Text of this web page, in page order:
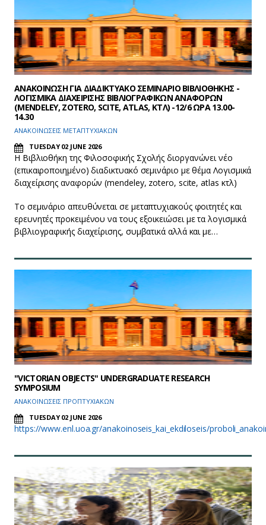
ΑΝΑΚΟΙΝΩΣΗ ΓΙΑ ΔΙΑΔΙΚΤΥΑΚΟ ΣΕΜΙΝΑΡΙΟ ΒΙΒΛΙΟΘΗΚΗΣ -
ΛΟΓΙΣΜΙΚΑ ΔΙΑΧΕΙΡΙΣΗΣ ΒΙΒΛΙΟΓΡΑΦΙΚΩΝ ΑΝΑΦΟΡΩΝ
(MENDELEY, ZOTERO, SCITE, ATLAS, ΚΤΛ) -12/6 ΩΡΑ 13.00-
14.30
ΑΝΑΚΟΙΝΩΣΕΙΣ ΜΕΤΑΠΤΥΧΙΑΚΩΝ
TUESDAY 02 JUNE 2026
Η Βιβλιοθήκη της Φιλοσοφικής Σχολής διοργανώνει νέο
(επικαιροποιημένο) διαδικτυακό σεμινάριο με θέμα Λογισμικά
διαχείρισης αναφορών (mendeley, zotero, scite, atlas κτλ)
Το σεμινάριο απευθύνεται σε μεταπτυχιακούς φοιτητές και
ερευνητές προκειμένου να τους εξοικειώσει με τα λογισμικά
βιβλιογραφικής διαχείρισης, συμβατικά αλλά και με…
"VICTORIAN OBJECTS" UNDERGRADUATE RESEARCH
SYMPOSIUM
ΑΝΑΚΟΙΝΩΣΕΙΣ ΠΡΟΠΤΥΧΙΑΚΩΝ
TUESDAY 02 JUNE 2026
https://www.enl.uoa.gr/anakoinoseis_kai_ekdiloseis/